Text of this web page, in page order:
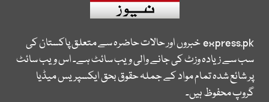
express.pkخبروں اور حالات حاضرہ سے متعلق پاکستان کی
سب سے زیادہ وزٹ کی جانے والی ویب سائٹ ہے۔ اس ویب سائٹ
پر شائع شدہ تمام مواد کے جملہ حقوق بحق ایکسپریس میڈیا
گروپ محفوظ ہیں۔